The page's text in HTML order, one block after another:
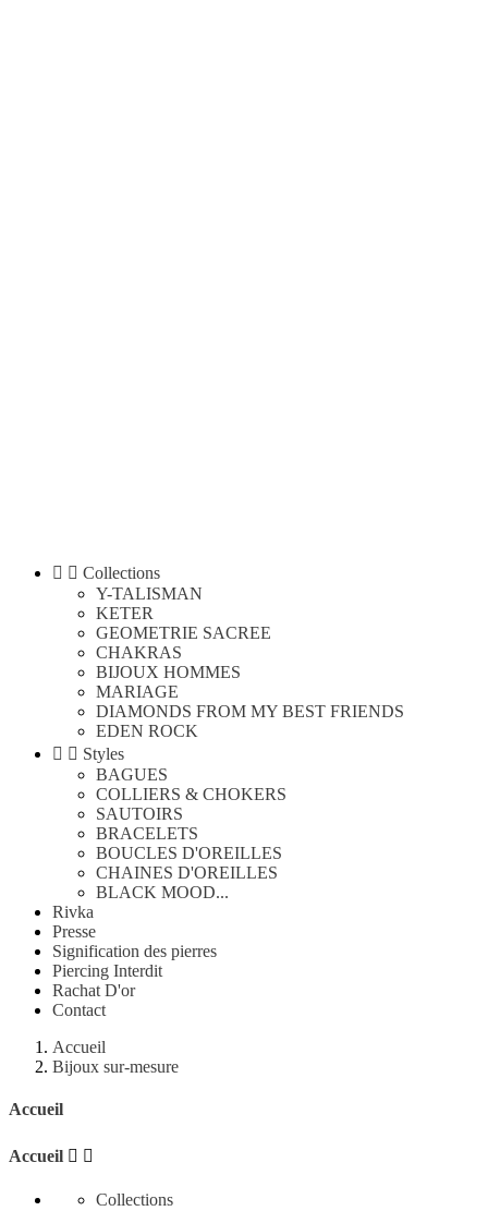
  Collections
Y-TALISMAN
KETER
GEOMETRIE SACREE
CHAKRAS
BIJOUX HOMMES
MARIAGE
DIAMONDS FROM MY BEST FRIENDS
EDEN ROCK
  Styles
BAGUES
COLLIERS & CHOKERS
SAUTOIRS
BRACELETS
BOUCLES D'OREILLES
CHAINES D'OREILLES
BLACK MOOD...
Rivka
Presse
Signification des pierres
Piercing Interdit
Rachat D'or
Contact
Accueil
Bijoux sur-mesure
Accueil
Accueil  
Collections